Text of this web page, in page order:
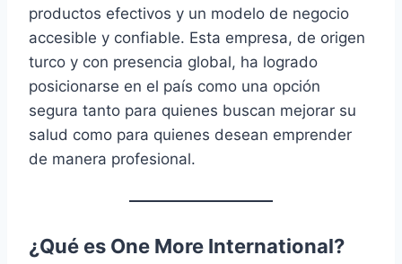
productos efectivos y un modelo de negocio
accesible y confiable. Esta empresa, de origen
turco y con presencia global, ha logrado
posicionarse en el país como una opción
segura tanto para quienes buscan mejorar su
salud como para quienes desean emprender
de manera profesional.
¿Qué es One More International?